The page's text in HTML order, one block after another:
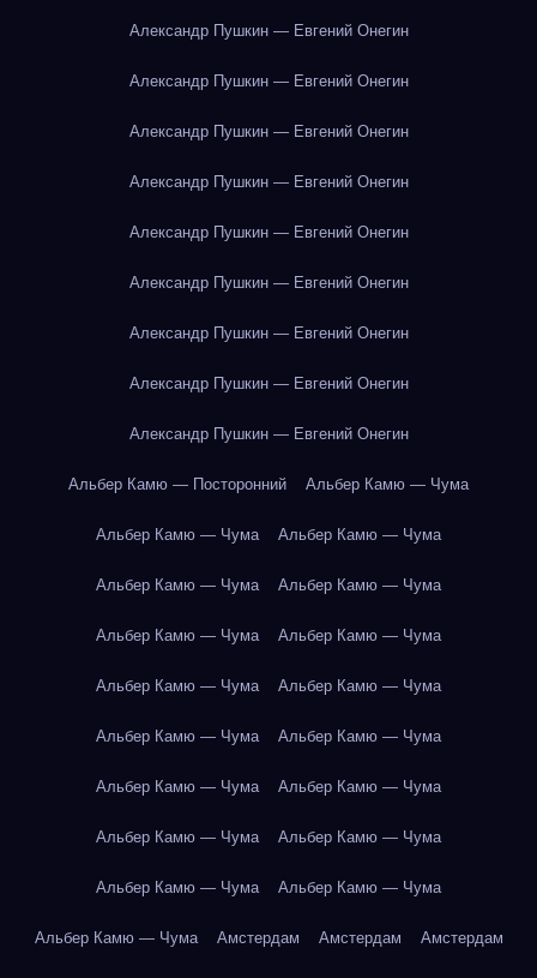
Александр Пушкин — Евгений Онегин
Александр Пушкин — Евгений Онегин
Александр Пушкин — Евгений Онегин
Александр Пушкин — Евгений Онегин
Александр Пушкин — Евгений Онегин
Александр Пушкин — Евгений Онегин
Александр Пушкин — Евгений Онегин
Александр Пушкин — Евгений Онегин
Александр Пушкин — Евгений Онегин
Альбер Камю — Посторонний Альбер Камю — Чума
Альбер Камю — Чума Альбер Камю — Чума
Альбер Камю — Чума Альбер Камю — Чума
Альбер Камю — Чума Альбер Камю — Чума
Альбер Камю — Чума Альбер Камю — Чума
Альбер Камю — Чума Альбер Камю — Чума
Альбер Камю — Чума Альбер Камю — Чума
Альбер Камю — Чума Альбер Камю — Чума
Альбер Камю — Чума Альбер Камю — Чума
Альбер Камю — Чума Амстердам Амстердам Амстердам